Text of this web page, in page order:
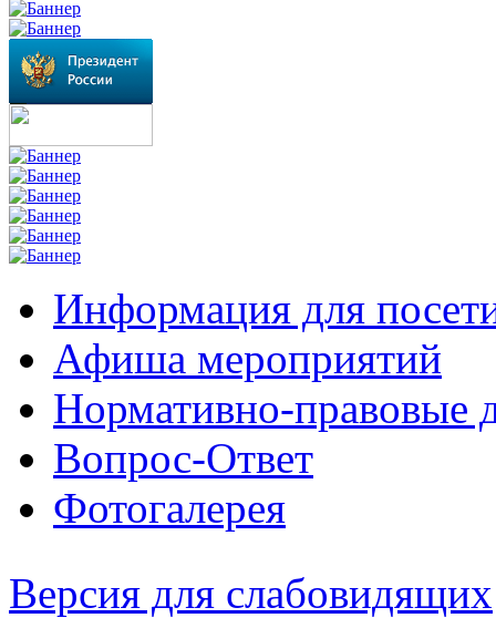
Информация для
Афиша мероприятий
Нормативно-правовые
Вопрос-Ответ
Фотогалерея
Версия для слабовидящих